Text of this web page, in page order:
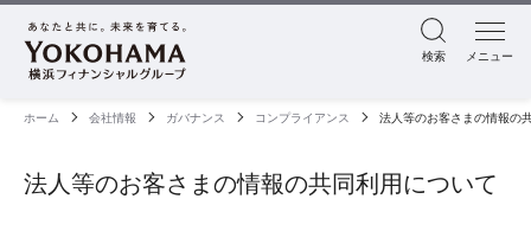
検索 メニュー
ホーム 会社情報 ガバナンス コンプライアンス 法人等のお客さまの情報の
法人等のお客さまの情報の共同利用について